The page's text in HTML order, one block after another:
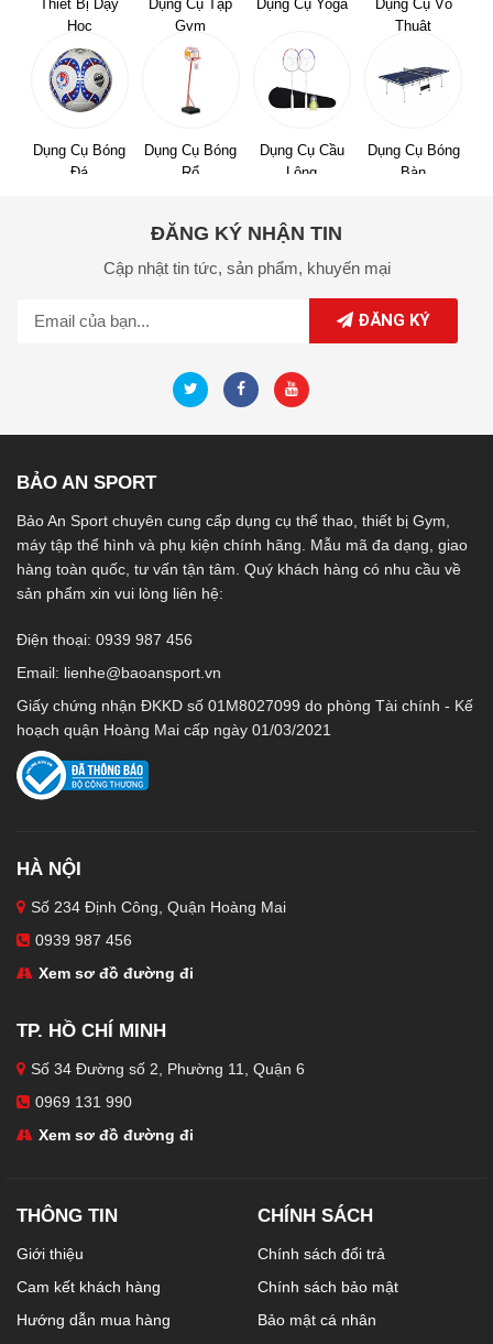
Thiết Bị Dạy
Học
Dụng Cụ Tập
Gym
Dụng Cụ Yoga
Dụng Cụ Võ
Thuật
Dụng Cụ Bóng
Đá
Dụng Cụ Bóng
Rổ
Dụng Cụ Cầu
Lông
Dụng Cụ Bóng
Bàn
ĐĂNG KÝ NHẬN TIN
Cập nhật tin tức, sản phẩm, khuyến mại
ĐĂNG KÝ
BẢO AN SPORT
Bảo An Sport chuyên cung cấp dụng cụ thể thao, thiết bị Gym,
máy tập thể hình và phụ kiện chính hãng. Mẫu mã đa dạng, giao
hàng toàn quốc, tư vấn tận tâm. Quý khách hàng có nhu cầu về
sản phẩm xin vui lòng liên hệ:
Điện thoại: 0939 987 456
Email: lienhe@baoansport.vn
Giấy chứng nhận ĐKKD số 01M8027099 do phòng Tài chính - Kế
hoạch quận Hoàng Mai cấp ngày 01/03/2021
HÀ NỘI
Số 234 Định Công, Quận Hoàng Mai
0939 987 456
Xem sơ đồ đường đi
TP. HỒ CHÍ MINH
Số 34 Đường số 2, Phường 11, Quận 6
0969 131 990
Xem sơ đồ đường đi
THÔNG TIN
Giới thiệu
Cam kết khách hàng
Hướng dẫn mua hàng
CHÍNH SÁCH
Chính sách đổi trả
Chính sách bảo mật
Bảo mật cá nhân